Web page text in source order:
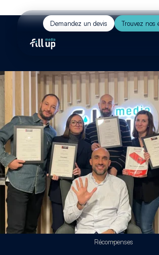
Demandez un devis Trouvez nos
Récompenses